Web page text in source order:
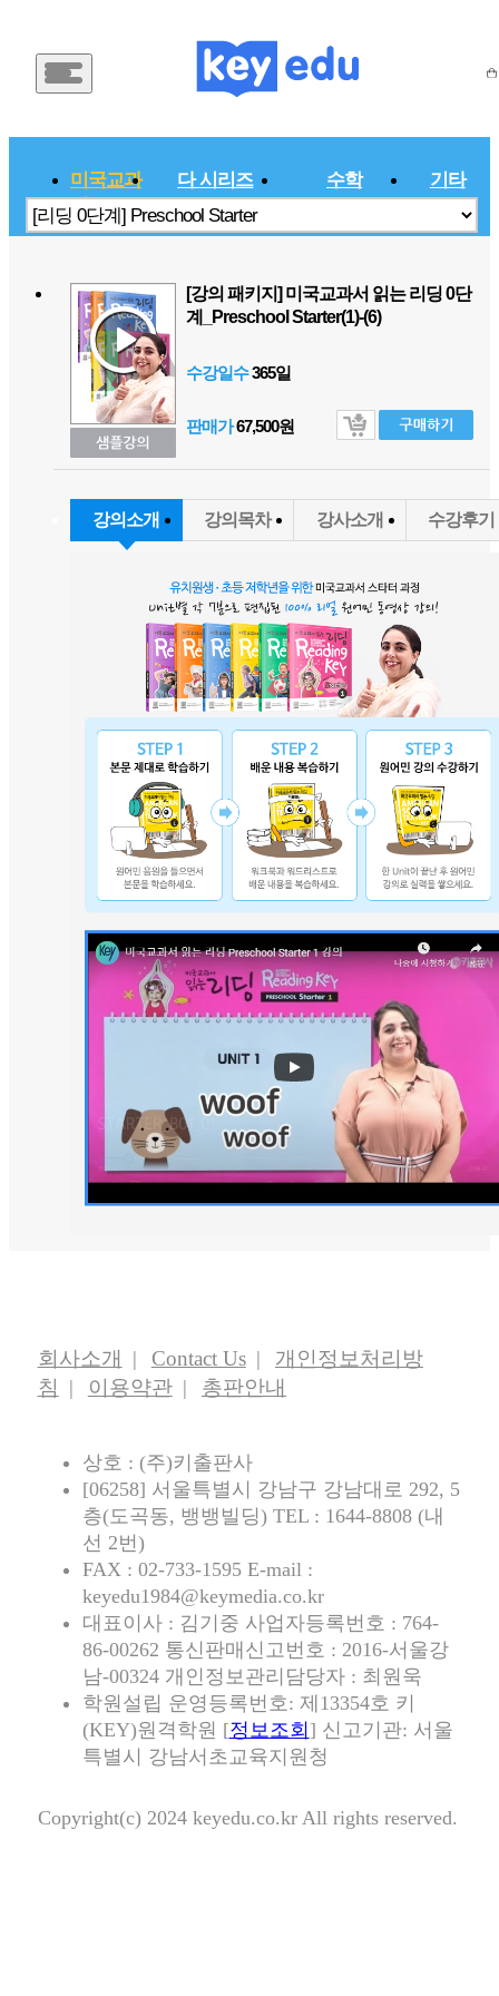
메
인
미국교과
서
다 시리즈 수학 기타
[강의 패키지] 미국교과서 읽는 리딩 0단
계_Preschool Starter(1)-(6)
수강일수365일
판매가67,500원
강의소개 강의목차 강사소개 수강후기
회사소개 Contact Us
개인정보처리방
침
이용약관 총판안내
상호 : (주)키출판사
[06258] 서울특별시 강남구 강남대로 292, 5
층(도곡동, 뱅뱅빌딩) TEL : 1644-8808 (내
선 2번)
FAX : 02-733-1595 E-mail :
keyedu1984@keymedia.co.kr
대표이사 : 김기중 사업자등록번호 : 764-
86-00262 통신판매신고번호 : 2016-서울강
남-00324 개인정보관리담당자 : 최원욱
학원설립 운영등록번호: 제13354호 키
(KEY)원격학원 [정보조회 ] 신고기관: 서울
특별시 강남서초교육지원청
Copyright(c) 2024 keyedu.co.kr All rights reserved.